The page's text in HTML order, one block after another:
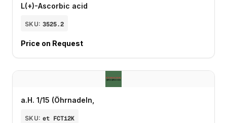
L(+)-Ascorbic acid
SKU: 3525.2
Price on Request
a.H. 1/15 (Öhrnadeln,
SKU: et FCT12K